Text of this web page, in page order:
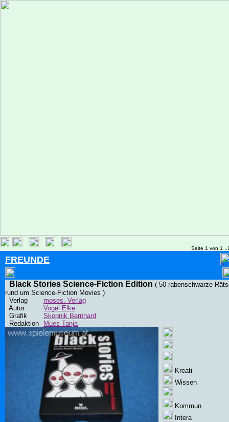
Seite 1 von 1
FREUNDE
Black Stories Science-Fiction Edition ( 50 rabenschwarze
rund um Science-Fiction Movies )
Verlag
moses. Verlag
Autor
Vogel Elke
Grafik
Skopnik Bernhard
Redaktion
Mues Tanja
Kreati
Wissen
Kommun
Intera